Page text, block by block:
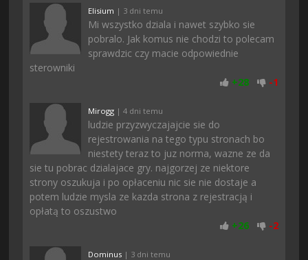
Elisium | 3 dni temu
Mi wszystko dziala i nawet szybko sie
pobralo. Jak komus nie chodzi to polecam
sprawdzic czy macie odpowiednie
sterowniki
+28 -1
Mirogg | 4 dni temu
ludzie przyzwyczajajcie sie do
rejestrowania na tego typu stronach bo
niestety teraz to juz norma, wazne ze da
sie tu pobrac dzialajace gry. najgorzej ze niektore
strony oszukuja i po opłaceniu nic sie nie dostaje a
potem ludzie mysla ze kazda strona z rejestracją i
opłatą to oszustwo
+26 -2
Dominus | 3 dni temu